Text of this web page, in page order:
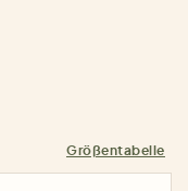
Größentabelle